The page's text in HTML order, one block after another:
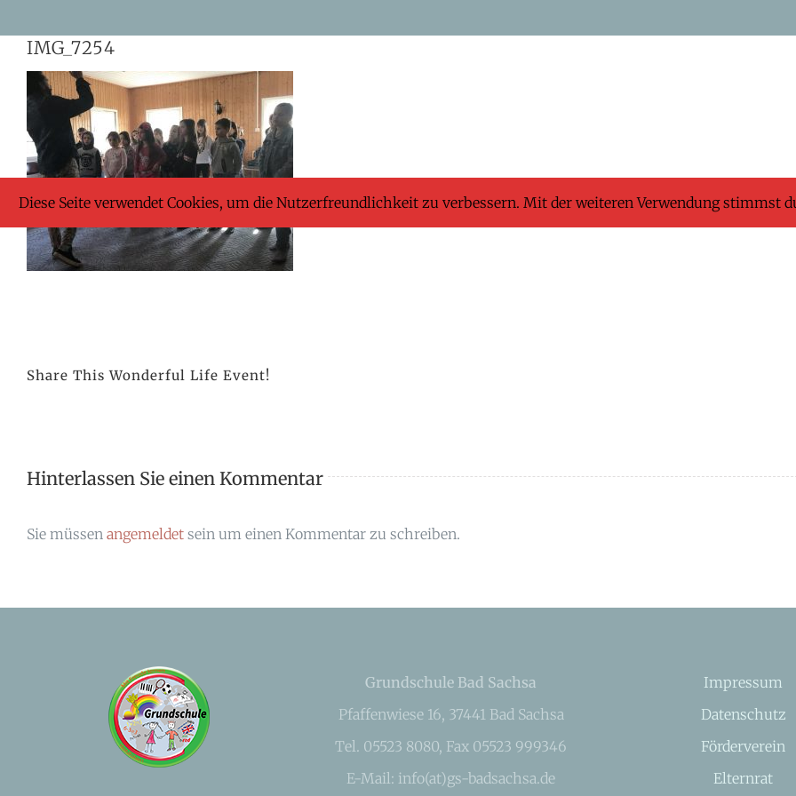
content
IMG_7254
Share This Wonderful Life Event!
Hinterlassen Sie einen Kommentar
Sie müssen angemeldet sein um einen Kommentar zu schreiben.
Grundschule Bad Sachsa
Pfaffenwiese 16, 37441 Bad Sachsa
Tel. 05523 8080, Fax 05523 999346
E-Mail: info(at)gs-badsachsa.de
Impressum
Datenschutz
Förderverein
Elternrat
Diese Seite verwendet Cookies, um die Nutzerfreundlichkeit zu verbessern. Mit der weiteren Verwendung stimmst